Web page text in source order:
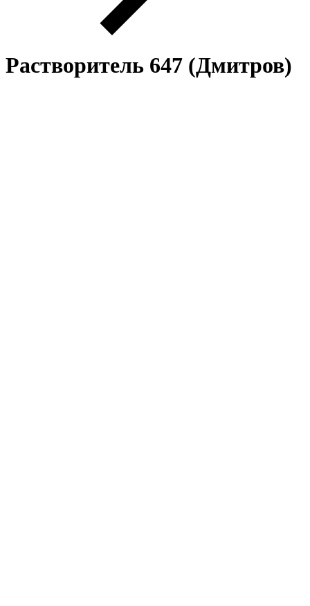
Растворитель 647 (Дмитров)